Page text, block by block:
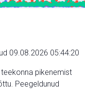
09.08.2026 05:44:20
pikenemist
Peegeldunud